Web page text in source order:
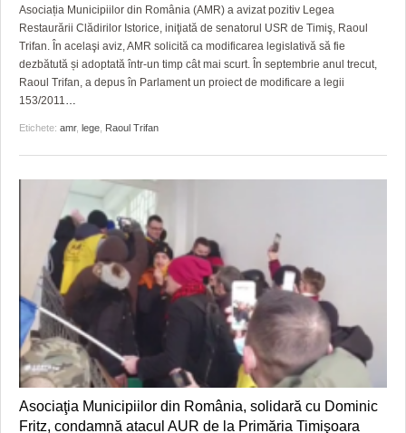
GRĂDINA TAICII DOMNULUI
ZIARISTU’ DE TERASĂ
CU OIŞTEA-N KIERKEGAARD
PE SURSE
CRONICĂ DE FILM
UNDE MERGEM
FILME DOCUMENTARE
JOCURI ONLINE
ACCIDENTE
ANUNŢURI
INFO SI UTILE
INVATAMANT
JUSTITIE
FILME DOCUMENTARE
CLIPURI VIDEO
JOCURI ONLINE
DIVERSE
FARMACII DIN TIMIŞOARA
HARTA TIMIŞOAREI
Asociația Municipiilor din România (AMR) a avizat pozitiv Legea
Restaurării Clădirilor Istorice, iniţiată de senatorul USR de Timiş, Raoul
Trifan. În acelaşi aviz, AMR solicită ca modificarea legislativă să fie
dezbătută și adoptată într-un timp cât mai scurt. În septembrie anul trecut,
Raoul Trifan, a depus în Parlament un proiect de modificare a legii
153/2011…
Etichete: amr, lege Raoul Trifan
Asociaţia Municipiilor din România, solidară cu Dominic
Fritz, condamnă atacul AUR de la Primăria Timişoara